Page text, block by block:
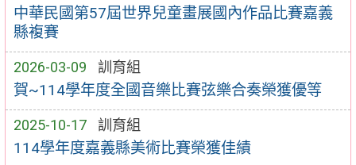
中華民國第57屆世界兒童畫展國內作品比賽嘉義
縣複賽
2026-03-09 訓育組
賀~114學年度全國音樂比賽弦樂合奏榮獲優等
2025-10-17 訓育組
114學年度嘉義縣美術比賽榮獲佳績